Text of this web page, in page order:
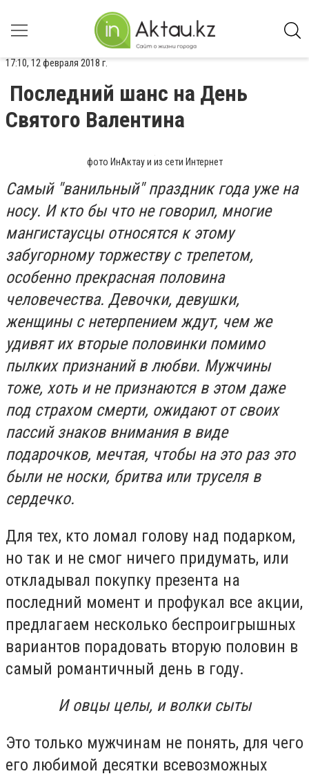
17:10, 12 февраля 2018 г.
Последний шанс на День
Святого Валентина
фото ИнАктау и из сети Интернет
Самый "ванильный" праздник года уже на
носу. И кто бы что не говорил, многие
мангистаусцы относятся к этому
забугорному торжеству с трепетом,
особенно прекрасная половина
человечества. Девочки, девушки,
женщины с нетерпением ждут, чем же
удивят их вторые половинки помимо
пылких признаний в любви. Мужчины
тоже, хоть и не признаются в этом даже
под страхом смерти, ожидают от своих
пассий знаков внимания в виде
подарочков, мечтая, чтобы на это раз это
были не носки, бритва или труселя в
сердечко.
Для тех, кто ломал голову над подарком,
но так и не смог ничего придумать, или
откладывал покупку презента на
последний момент и профукал все акции,
предлагаем несколько беспроигрышных
вариантов порадовать вторую половин в
самый романтичный день в году.
И овцы целы, и волки сыты
Это только мужчинам не понять, для чего
его любимой десятки всевозможных